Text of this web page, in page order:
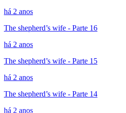
há 2 anos
The shepherd’s wife - Parte 16
há 2 anos
The shepherd’s wife - Parte 15
há 2 anos
The shepherd’s wife - Parte 14
há 2 anos